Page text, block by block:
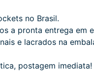
no Brasil.
a pronta entrega em
e lacrados na
postagem imediata!